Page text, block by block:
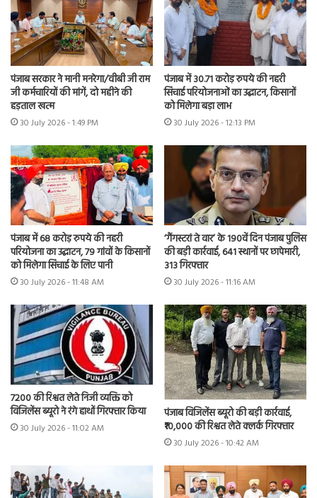
पंजाब सरकार ने मानी मनरेगा/वीबी जी राम
जी कर्मचारियों की मांगें, दो महीने की
हड़ताल खत्म
30 July 2026 - 1:49 PM
पंजाब में 30.71 करोड़ रुपये की नहरी
सिंचाई परियोजनाओं का उद्घाटन, किसानों
को मिलेगा बड़ा लाभ
30 July 2026 - 12:13 PM
पंजाब में 68 करोड़ रुपये की नहरी
परियोजना का उद्घाटन, 79 गांवों के किसानों
को मिलेगा सिंचाई के लिए पानी
30 July 2026 - 11:48 AM
‘गैंगस्टरां ते वार’ के 190वें दिन पंजाब पुलिस
की बड़ी कार्रवाई, 641 स्थानों पर छापेमारी,
313 गिरफ्तार
30 July 2026 - 11:16 AM
7200 की रिश्वत लेते निजी व्यक्ति को
विजिलेंस ब्यूरो ने रंगे हाथों गिरफ्तार किया
30 July 2026 - 11:02 AM
पंजाब विजिलेंस ब्यूरो की बड़ी कार्रवाई,
₹10,000 की रिश्वत लेते क्लर्क गिरफ्तार
30 July 2026 - 10:42 AM